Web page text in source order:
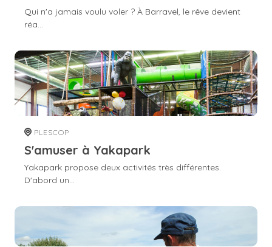
Qui n'a jamais voulu voler ? À Barravel, le rêve devient
réa...
PLESCOP
S'amuser à Yakapark
Yakapark propose deux activités très différentes.
D'abord un...